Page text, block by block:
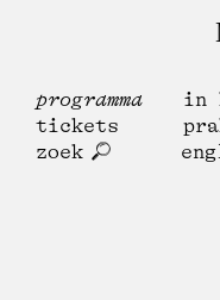
programma in
tickets
zoek